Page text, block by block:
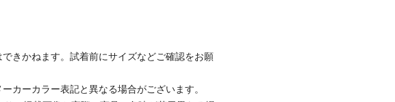
きかねます。試着前にサイズなどご確認をお願
カーカラー表記と異なる場合がございます。